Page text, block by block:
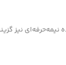
نیمه‌حرفه‌ای